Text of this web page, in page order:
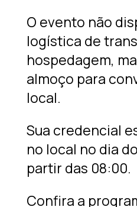
O evento não
logística de
hospedagem,
almoço para
local.
Sua credencial
no local no dia
partir das 08:00.
Confira a